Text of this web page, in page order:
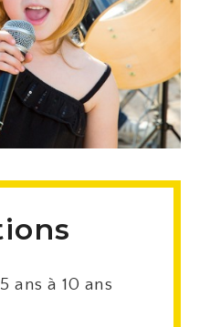
ans à 10 ans